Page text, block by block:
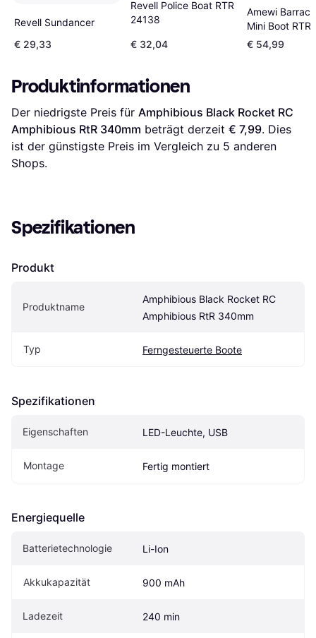
Revell Sundancer
€ 29,33
Revell Police Boat RTR
24138
€ 32,04
Amewi
Mini Boot
€ 54,99
Produktinformationen
Der niedrigste Preis für Amphibious Black Rocket RC
Amphibious RtR 340mm beträgt derzeit € 7,99. Dies
ist der günstigste Preis im Vergleich zu 5 anderen
Shops.
Spezifikationen
Produkt
Produktname
Amphibious Black Rocket RC
Amphibious RtR 340mm
Typ Ferngesteuerte Boote
Spezifikationen
Eigenschaften LED-Leuchte, USB
Montage Fertig montiert
Energiequelle
Batterietechnologie Li-Ion
Akkukapazität 900 mAh
Ladezeit 240 min